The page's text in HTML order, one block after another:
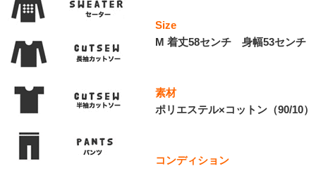
Size
M 着丈58センチ 身幅53センチ
素材
ポリエステル×コットン（90/10）
コンディション